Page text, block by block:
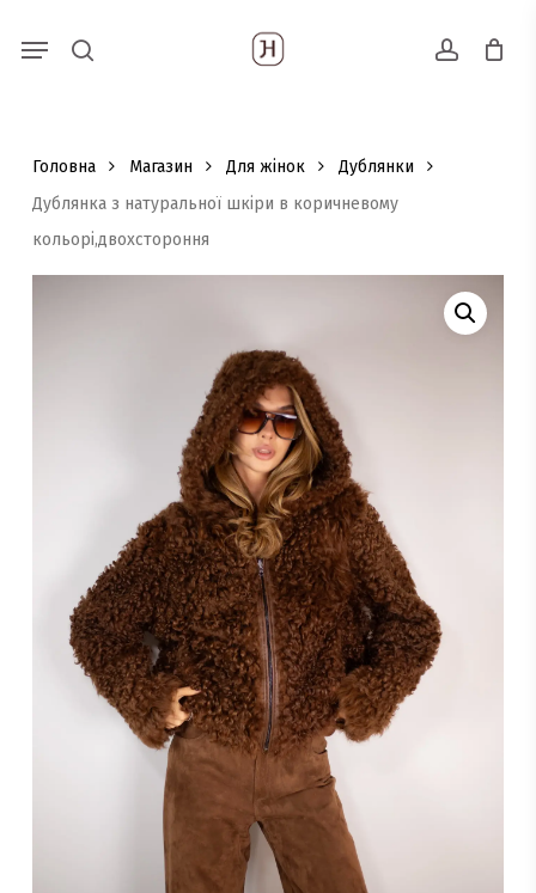
Пошук
товарів
account
Menu
Головна Магазин Для жінок
Дублянки
Дублянка з натуральної шкіри в коричневому
кольорі,двохстороння